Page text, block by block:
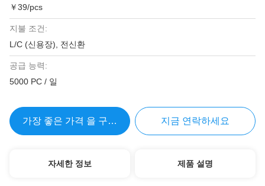
￥39/pcs
지불 조건:
L/C (신용장), 전신환
공급 능력:
5000 PC / 일
가장 좋은 가격 을 구하라 지금 연락하세요
자세한 정보 제품 설명